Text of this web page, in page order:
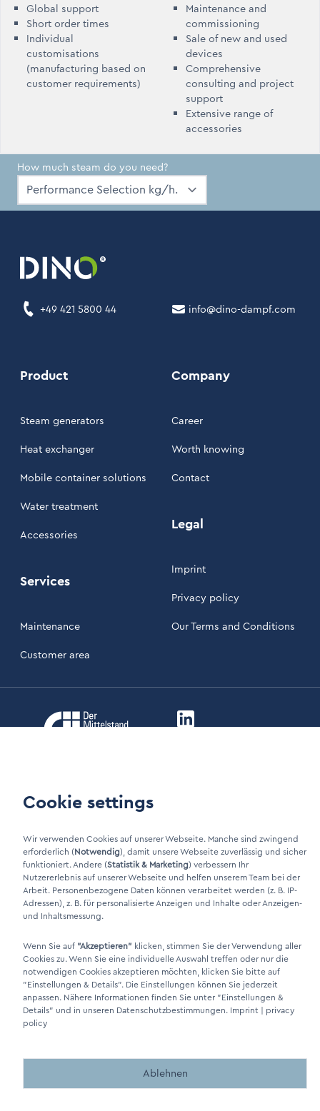
Global support
Short order times
Individual
customisations
(manufacturing based on
customer requirements)
Maintenance and
commissioning
Sale of new and used
devices
Comprehensive
consulting and project
support
Extensive range of
accessories
How much steam do you need?
+49 421 5800 44 info@dino-dampf.com
Product
Steam generators
Heat exchanger
Mobile container solutions
Water treatment
Accessories
Services
Maintenance
Customer area
Company
Career
Worth knowing
Contact
Legal
Imprint
Privacy policy
Our Terms and Conditions
LinkIn Link
DINO Dampferzeuger GmbH - Electric steam generators "Made in
Germany" 2026
Made by BergMedia - Magento2 Design und Entwicklung aus
Made by BergMedia©
Cookie settings
Wir verwenden Cookies auf unserer Webseite. Manche sind zwingend
erforderlich (Notwendig), damit unsere Webseite zuverlässig und sicher
funktioniert. Andere (Statistik & Marketing) verbessern Ihr
Nutzererlebnis auf unserer Webseite und helfen unserem Team bei der
Arbeit. Personenbezogene Daten können verarbeitet werden (z. B. IP-
Adressen), z. B. für personalisierte Anzeigen und Inhalte oder Anzeigen-
und Inhaltsmessung.
Wenn Sie auf "Akzeptieren" klicken, stimmen Sie der Verwendung aller
Cookies zu. Wenn Sie eine individuelle Auswahl treffen oder nur die
notwendigen Cookies akzeptieren möchten, klicken Sie bitte auf
"Einstellungen & Details". Die Einstellungen können Sie jederzeit
anpassen. Nähere Informationen finden Sie unter "Einstellungen &
Details" und in unseren Datenschutzbestimmungen. Imprint | privacy
policy
Ablehnen